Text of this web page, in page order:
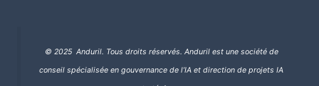
© 2025 Anduril. Tous droits réservés. Anduril est une société de
conseil spécialisée en gouvernance de l’IA et direction de projets IA